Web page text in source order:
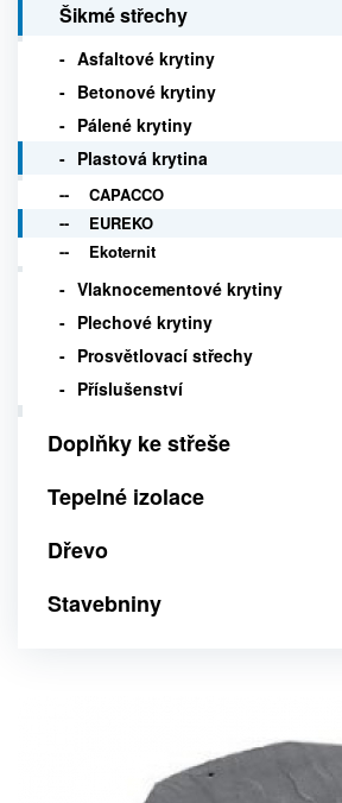
Šikmé střechy
Asfaltové krytiny
Betonové krytiny
Pálené krytiny
Plastová krytina
CAPACCO
EUREKO
Ekoternit
Vlaknocementové krytiny
Plechové krytiny
Prosvětlovací střechy
Příslušenství
Doplňky ke střeše
Tepelné izolace
Dřevo
Stavebniny